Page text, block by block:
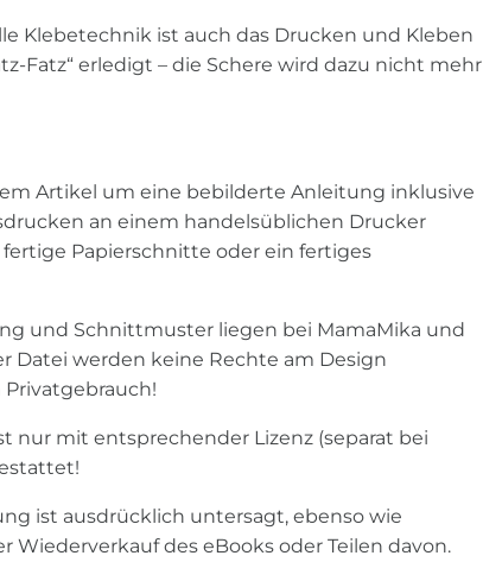
Klebetechnik ist auch das Drucken und Kleben
Fatz“ erledigt – die Schere wird dazu nicht mehr
Artikel um eine bebilderte Anleitung inklusive
an einem handelsüblichen Drucker
Papierschnitte oder ein fertiges
und Schnittmuster liegen bei MamaMika und
Datei werden keine Rechte am Design
nur mit entsprechender Lizenz (separat bei
ist ausdrücklich untersagt, ebenso wie
Wiederverkauf des eBooks oder Teilen davon.